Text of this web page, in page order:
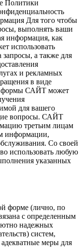
Политики
Для того чтобы
выполнять ваши
информация, как
использовать
а также для
и рекламных
в виде
формы САЙТ может
для вашего
вопросы. САЙТ
третьим лицам
информации,
Со своей
использовать любую
указанных
форме (лично, по
с определенным
надежных
систем,
меры для